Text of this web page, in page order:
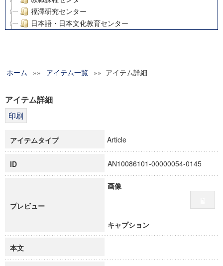
福澤研究センター
日本語・日本文化教育センター
グローバルリサーチインスティテュート
科学研究費補助金研究成果報告書
博士課程教育リーディングプログラム「超成熟社会発展のサ
ホーム »» アイテム一覧 »» アイテム詳細
アイテム詳細
アイテムタイプ Article
ID AN10086101-00000054-0145
プレビュー
画像
キャプション
本文